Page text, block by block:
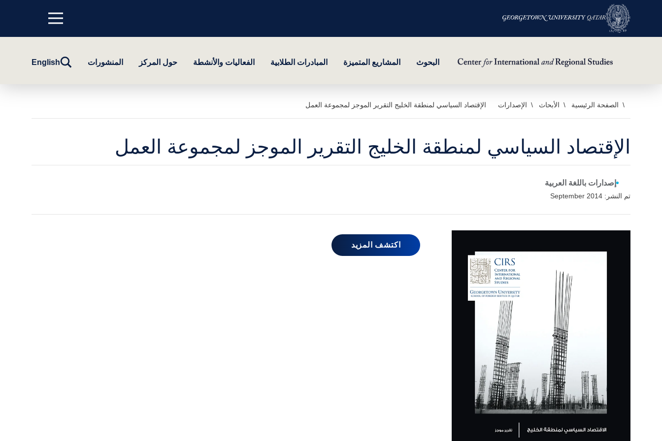
Menu
top
البحوث المشاريع المتميزة المبادرات الطلابية الفعاليات والأنشطة حول المركز المنشورات
تبديلEnglish
الصفحة الرئيسية الأبحاث الإصدارات الإقتصاد السياسي لمنطقة الخليج التقرير الموجز لمجموعة العمل
الإقتصاد السياسي لمنطقة الخليج التقرير الموجز لمجموعة العمل
إصدارات باللغة العربية
تم النشر: September 2014
اكتشف المزيد